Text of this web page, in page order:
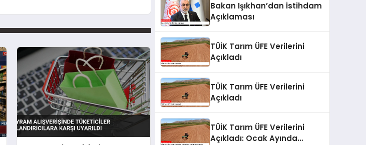
Bakan Işıkhan’dan İstihdam
Açıklaması
TÜİK Tarım ÜFE Verilerini
Açıkladı
TÜİK Tarım ÜFE Verilerini
Açıkladı
TÜİK Tarım ÜFE Verilerini
Açıkladı: Ocak Ayında